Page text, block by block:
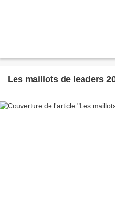
Les maillots de leaders